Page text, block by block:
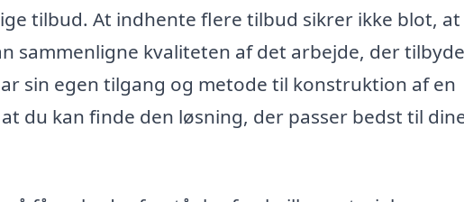
tilbud. At indhente flere tilbud sikrer ikke blot, at
sammenligne kvaliteten af det arbejde, der
sin egen tilgang og metode til konstruktion af en
du kan finde den løsning, der passer bedst til